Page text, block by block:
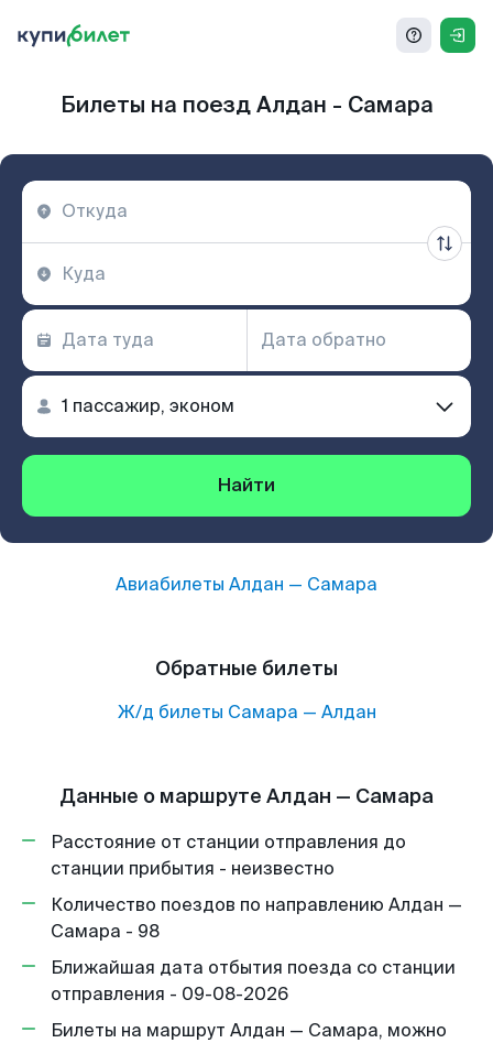
Билеты на поезд Алдан - Самара
Найти
Авиабилеты Алдан — Самара
Обратные билеты
Ж/д билеты Самара — Алдан
Данные о маршруте Алдан — Самара
Расстояние от станции отправления до
станции прибытия - неизвестно
Количество поездов по направлению Алдан —
Самара - 98
Ближайшая дата отбытия поезда со станции
отправления - 09-08-2026
Билеты на маршрут Алдан — Самара, можно